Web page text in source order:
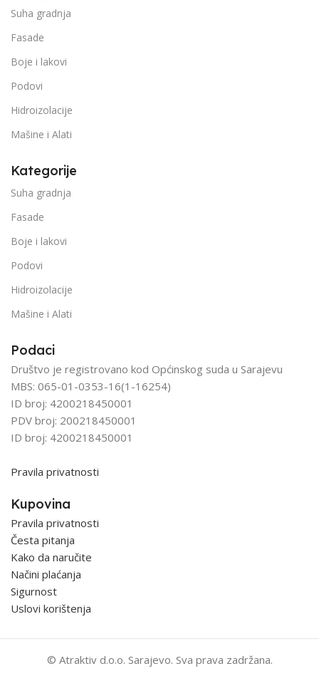
Suha gradnja
Fasade
Boje i lakovi
Podovi
Hidroizolacije
Mašine i Alati
Kategorije
Suha gradnja
Fasade
Boje i lakovi
Podovi
Hidroizolacije
Mašine i Alati
Podaci
Društvo je registrovano kod Općinskog suda u Sarajevu
MBS: 065-01-0353-16(1-16254)
ID broj: 4200218450001
PDV broj: 200218450001
ID broj: 4200218450001
Pravila privatnosti
Kupovina
Pravila privatnosti
Česta pitanja
Kako da naručite
Načini plaćanja
Sigurnost
Uslovi korištenja
© Atraktiv d.o.o. Sarajevo. Sva prava zadržana.